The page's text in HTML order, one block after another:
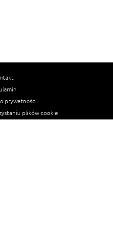
prywatności
plików cookie